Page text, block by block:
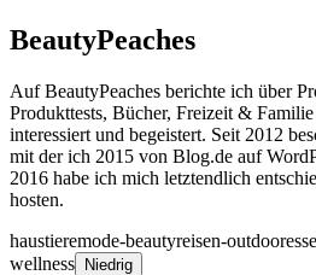
BeautyPeaches
Auf BeautyPeaches berichte ich über
Produkttests, Bücher, Freizeit &
interessiert und begeistert. Seit 2012
mit der ich 2015 von Blog.de auf
2016 habe ich mich letztendlich
hosten.
haustieremode-beautyreisen-outdoor
wellness
Niedrig